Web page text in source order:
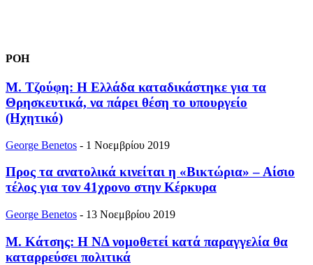
ΡΟΗ
Μ. Τζούφη: Η Ελλάδα καταδικάστηκε για τα
Θρησκευτικά, να πάρει θέση το υπουργείο
(Ηχητικό)
George Benetos - 1 Νοεμβρίου 2019
Προς τα ανατολικά κινείται η «Βικτώρια» – Αίσιο
τέλος για τον 41χρονο στην Κέρκυρα
George Benetos - 13 Νοεμβρίου 2019
Μ. Κάτσης: Η ΝΔ νομοθετεί κατά παραγγελία θα
καταρρεύσει πολιτικά